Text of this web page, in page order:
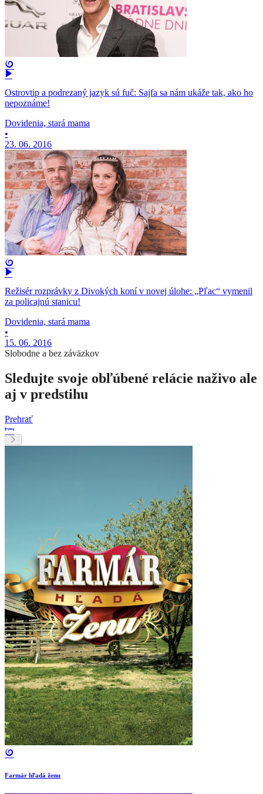
Ostrovtip a podrezaný jazyk sú fuč: Sajfa sa nám ukáže tak, ako ho
nepoznáme!
Dovidenia, stará mama
•
23. 06. 2016
Režisér rozprávky z Divokých koní v novej úlohe: „Pľac“ vymenil
za policajnú stanicu!
Dovidenia, stará mama
•
15. 06. 2016
Slobodne a bez záväzkov
Sledujte svoje obľúbené relácie naživo ale
aj v predstihu
Prehrať
Farmár hľadá ženu